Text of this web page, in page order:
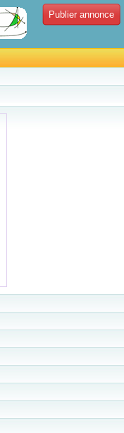
Publier annonce